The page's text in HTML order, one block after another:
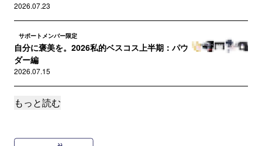
2026.07.23
サポートメンバー限定
自分に褒美を。2026私的ベスコス上半期：パウ
ダー編
2026.07.15
サポートメンバー限定
2026.07.10
もっと読む